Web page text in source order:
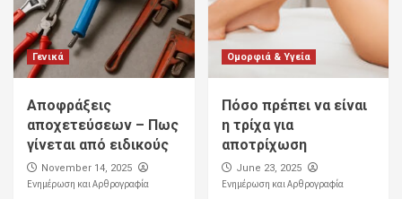
Γενικά
Αποφράξεις
αποχετεύσεων – Πως
γίνεται από ειδικούς
November 14, 2025
Ενημέρωση και Αρθρογραφία
Ομορφιά & Υγεία
Πόσο πρέπει να είναι
η τρίχα για
αποτρίχωση
June 23, 2025
Ενημέρωση και Αρθρογραφία